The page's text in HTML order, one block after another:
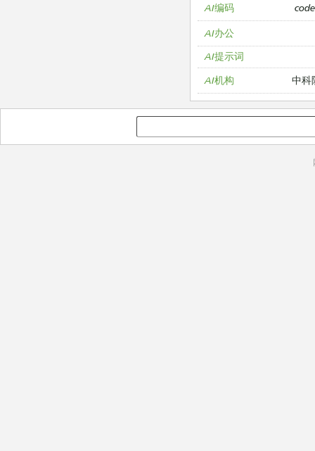
AI编码
AI办公
AI提示词
AI机构
中科